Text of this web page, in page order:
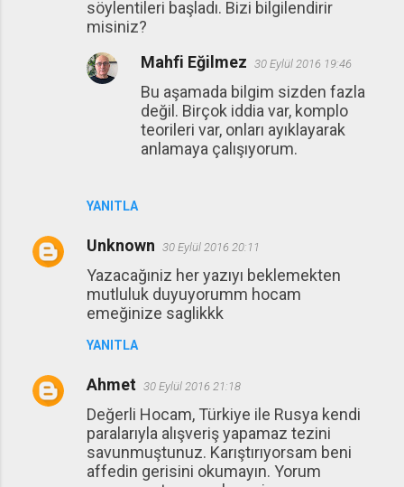
söylentileri başladı. Bizi bilgilendirir
misiniz?
YANITLA
Mahfi Eğilmez 30 Eylül 2016 19:46
Bu aşamada bilgim sizden fazla
değil. Birçok iddia var, komplo
teorileri var, onları ayıklayarak
anlamaya çalışıyorum.
Unknown 30 Eylül 2016 20:11
Yazacağıniz her yazıyı beklemekten
mutluluk duyuyorumm hocam
emeğinize saglikkk
YANITLA
Ahmet 30 Eylül 2016 21:18
Değerli Hocam, Türkiye ile Rusya kendi
paralarıyla alışveriş yapamaz tezini
savunmuştunuz. Karıştırıyorsam beni
affedin gerisini okumayın. Yorum